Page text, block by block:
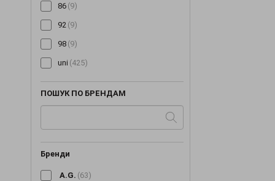
86 (9)
92 (9)
98 (9)
uni (425)
ПОШУК ПО БРЕНДАМ
Бренди
A.G. (63)